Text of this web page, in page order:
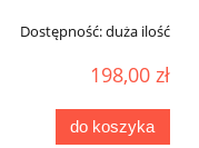
Dostępność:duża ilość
198,00 zł
do koszyka